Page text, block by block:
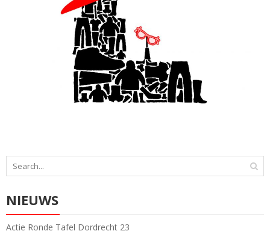
NIEUWS
Actie Ronde Tafel Dordrecht 23